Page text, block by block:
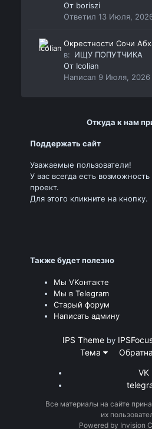
От boriszi
Ответил13 Июля,
Окрестности Сочи
в: ИЩУ ПОПУТЧИКА
От Icolian
Написал 9 Июля, 2026
Откуда к нам
Поддержать сайт
Уважаемые пользователи!
У вас всегда есть
проект.
Для этого кликните на кнопку.
Также будет полезно
Мы VKонтакте
Мы в Telegram
Старый форум
Написать админу
IPS Theme by
Тема
VK
Все материалы на сайте
их
Powered by Invision